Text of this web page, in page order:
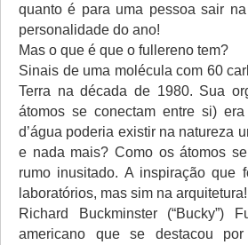
quanto é para uma pessoa sair
personalidade do ano!
Mas o que é que o fullereno tem?
Sinais de uma molécula com 60
Terra na década de 1980. Sua
átomos se conectam entre si)
d’água poderia existir na natureza
e nada mais? Como os átomos
rumo inusitado. A inspiração que
laboratórios, mas sim na arquitetura!
Richard Buckminster
americano que se destacou